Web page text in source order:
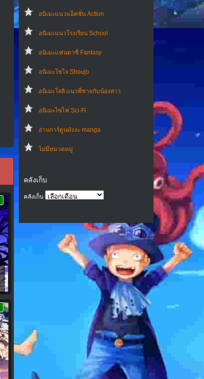
อนิเมะแนวแอ็คชั่น Action
อนิเมะแนวโรงเรียน School
อนิเมะแฟนตาซี Fantasy
อนิเมะโชโจ Shoujo
อนิเมะโลลิ แนวพี่ชายกับน้องสาว
อนิเมะไซไฟ Sci-Fi
อ่านการ์ตูนมังงะ manga
ไม่มีหมวดหมู่
คลังเก็บ
คลังเก็บ